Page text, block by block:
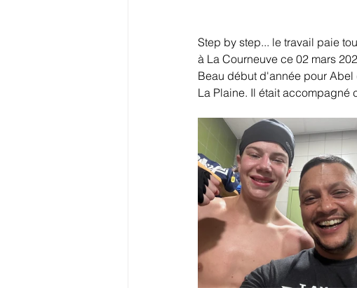
Step by step... le travail paie
à La Courneuve ce 02 mars
Beau début d'année pour
La Plaine. Il était accompagné